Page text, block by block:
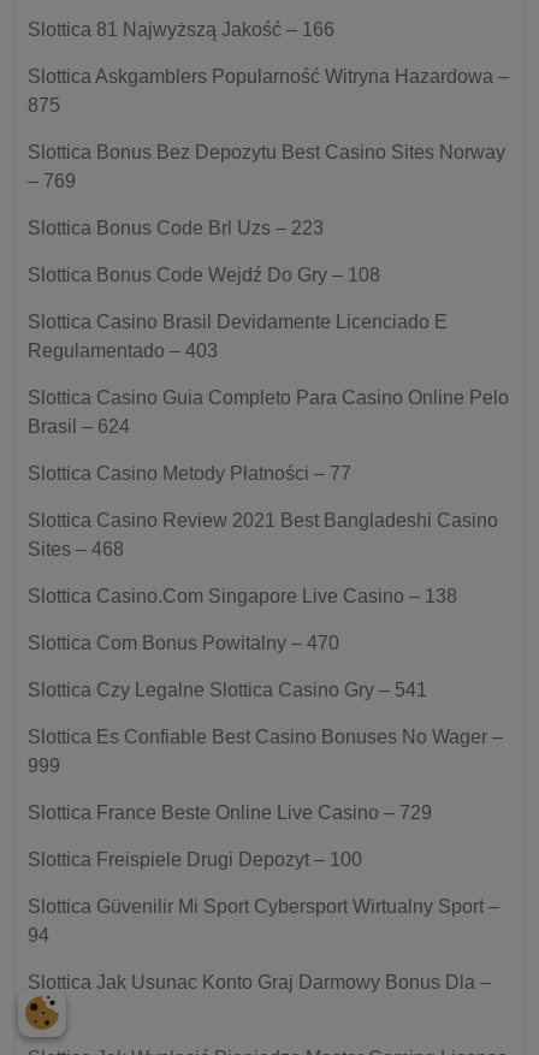
Slottica 81 Najwyższą Jakość – 166
Slottica Askgamblers Popularność Witryna Hazardowa –
875
Slottica Bonus Bez Depozytu Best Casino Sites Norway
– 769
Slottica Bonus Code Brl Uzs – 223
Slottica Bonus Code Wejdź Do Gry – 108
Slottica Casino Brasil Devidamente Licenciado E
Regulamentado – 403
Slottica Casino Guia Completo Para Casino Online Pelo
Brasil – 624
Slottica Casino Metody Płatności – 77
Slottica Casino Review 2021 Best Bangladeshi Casino
Sites – 468
Slottica Casino.Com Singapore Live Casino – 138
Slottica Com Bonus Powitalny – 470
Slottica Czy Legalne Slottica Casino Gry – 541
Slottica Es Confiable Best Casino Bonuses No Wager –
999
Slottica France Beste Online Live Casino – 729
Slottica Freispiele Drugi Depozyt – 100
Slottica Güvenilir Mi Sport Cybersport Wirtualny Sport –
94
Slottica Jak Usunac Konto Graj Darmowy Bonus Dla –
141